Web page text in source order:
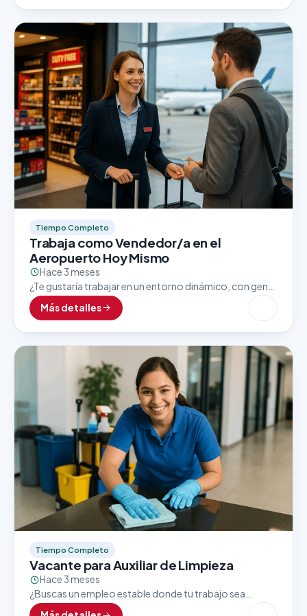
Tiempo Completo
Trabaja como Vendedor/a en el
Aeropuerto Hoy Mismo
Hace 3 meses
¿Te gustaría trabajar en un entorno dinámico, con gente
de todo el mundo y excelentes oportunidades de
crecimiento? Una importante tienda ubicada dentro
del…
Más detalles
Tiempo Completo
Vacante para Auxiliar de Limpieza
Hace 3 meses
¿Buscas un empleo estable donde tu trabajo sea
valorado y reconocido? Una empresa líder en su sector